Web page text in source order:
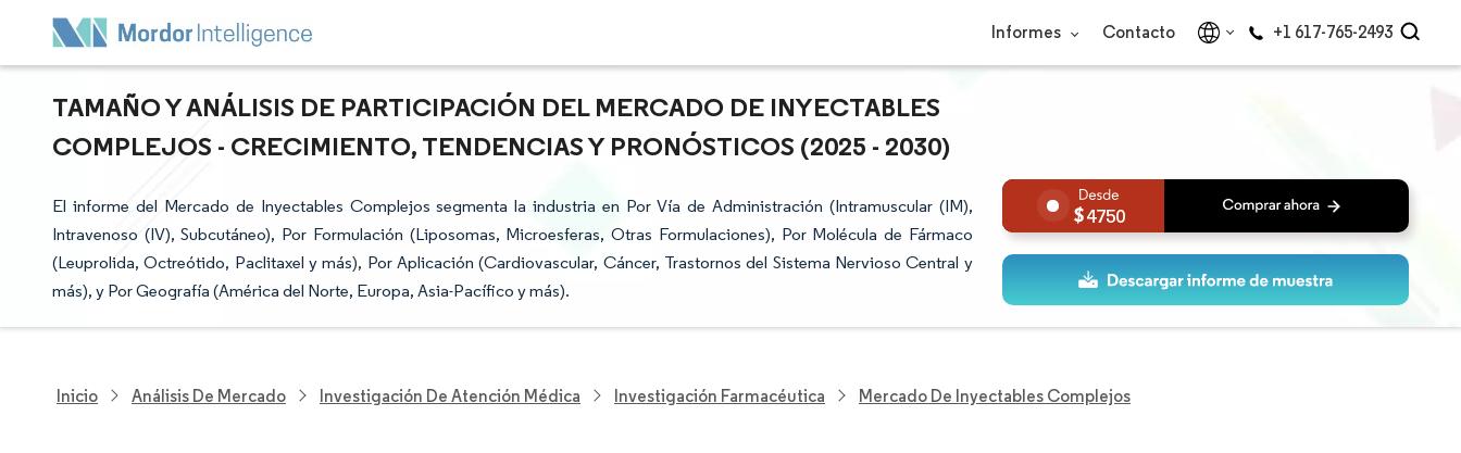
Informes Contacto +1 617-765-2493
TAMAÑO Y ANÁLISIS DE PARTICIPACIÓN DEL MERCADO DE INYECTABLES
COMPLEJOS - CRECIMIENTO, TENDENCIAS Y PRONÓSTICOS (2025 - 2030)
El informe del Mercado de Inyectables Complejos segmenta la industria en Por Vía de Administración (Intramuscular (IM),
Intravenoso (IV), Subcutáneo), Por Formulación (Liposomas, Microesferas, Otras Formulaciones), Por Molécula de Fármaco
(Leuprolida, Octreótido, Paclitaxel y más), Por Aplicación (Cardiovascular, Cáncer, Trastornos del Sistema Nervioso Central y
más), y Por Geografía (América del Norte, Europa, Asia-Pacífico y más).
4750
Inicio Análisis De Mercado Investigación De Atención Médica Investigación Farmacéutica Mercado De Inyectables Complejos